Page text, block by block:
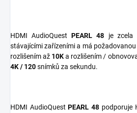
HDMI AudioQuestPEARL 48 je zcela
stávajícími zařízeními a má
rozlišením až 10Ka rozlišením /
4K / 120snímků za sekundu.
HDMI AudioQuestPEARL 48 podporuje